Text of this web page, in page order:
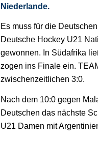
Niederlande.
Es muss für die
Deutsche Hockey U21
gewonnen. In Südafrika
zogen ins Finale ein.
zwischenzeitlichen 3:0.
Nach dem 10:0 gegen
Deutschen das nächste
U21 Damen mit